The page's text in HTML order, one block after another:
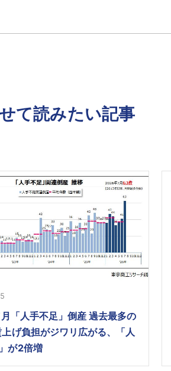
て読みたい記事
「人手不足」倒産 過去最多の
げ負担がジワリ広がる、「人
が2倍増